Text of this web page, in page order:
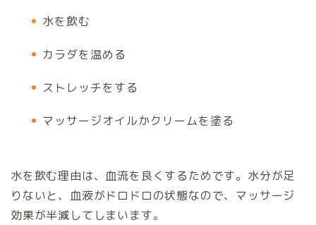
水を飲む
カラダを温める
ストレッチをする
マッサージオイルかクリームを塗る
水を飲む理由は、血流を良くするためです。水分が足
りないと、血液がドロドロの状態なので、マッサージ
効果が半減してしまいます。